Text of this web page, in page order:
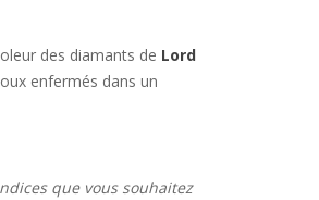
des diamants de Lord
enfermés dans un
que vous souhaitez